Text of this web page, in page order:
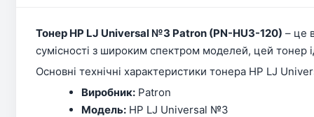
Тонер HP LJ Universal №3 Patron (PN-HU3-120) – це
сумісності з широким спектром моделей, цей тонер
Основні технічні характеристики тонера HP LJ
Виробник: Patron
Модель: HP LJ Universal №3